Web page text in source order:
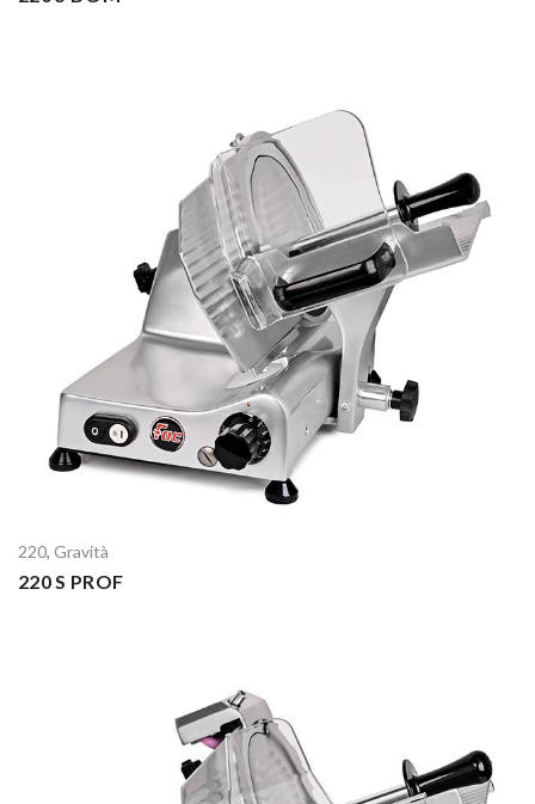
220, Gravità
220 S PROF